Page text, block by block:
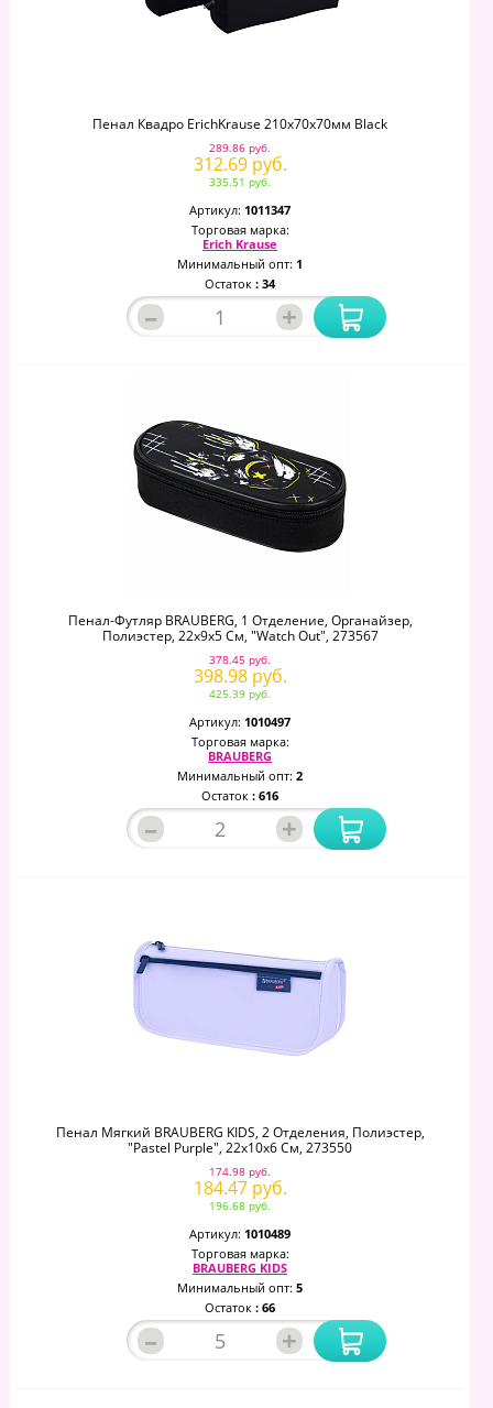
Пенал Квадро ErichKrause 210x70x70мм Black
289.86 руб.
312.69 руб.
335.51 руб.
Артикул: 1011347
Торговая марка:
Erich Krause
Минимальный опт: 1
Остаток : 34
– +
Пенал-Футляр BRAUBERG, 1 Отделение, Органайзер,
Полиэстер, 22x9х5 См, "Watch Out", 273567
378.45 руб.
398.98 руб.
425.39 руб.
Артикул: 1010497
Торговая марка:
BRAUBERG
Минимальный опт: 2
Остаток : 616
– +
Пенал Мягкий BRAUBERG KIDS, 2 Отделения, Полиэстер,
"Pastel Purple", 22x10x6 См, 273550
174.98 руб.
184.47 руб.
196.68 руб.
Артикул: 1010489
Торговая марка:
BRAUBERG KIDS
Минимальный опт: 5
Остаток : 66
– +